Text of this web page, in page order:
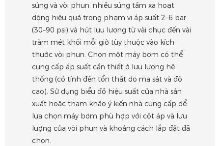
súng và vòi phun: nhiều súng tầm xa hoạt
động hiệu quả trong phạm vi áp suất 2–6 bar
(30–90 psi) và hút lưu lượng từ vài chục đến vài
trăm mét khối mỗi giờ tùy thuộc vào kích
thước vòi phun. Chọn một máy bơm có thể
cung cấp áp suất cần thiết ở lưu lượng hệ
thống (có tính đến tổn thất do ma sát và độ
cao). Sử dụng biểu đồ hiệu suất của nhà sản
xuất hoặc tham khảo ý kiến ​​nhà cung cấp để
lựa chọn máy bơm phù hợp với cột áp và lưu
lượng của vòi phun và khoảng cách lắp đặt đã
chọn.